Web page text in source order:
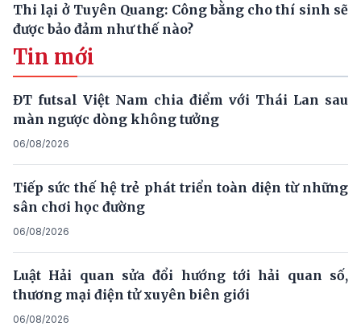
Thi lại ở Tuyên Quang: Công bằng cho thí sinh sẽ
được bảo đảm như thế nào?
Tin mới
ĐT futsal Việt Nam chia điểm với Thái Lan sau
màn ngược dòng không tưởng
06/08/2026
Tiếp sức thế hệ trẻ phát triển toàn diện từ những
sân chơi học đường
06/08/2026
Luật Hải quan sửa đổi hướng tới hải quan số,
thương mại điện tử xuyên biên giới
06/08/2026